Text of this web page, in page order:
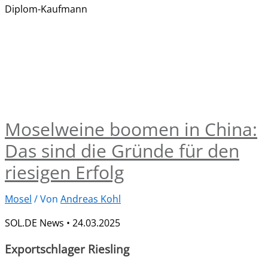
Diplom-Kaufmann
Moselweine boomen in China:
Das sind die Gründe für den
riesigen Erfolg
Mosel / Von Andreas Kohl
SOL.DE News • 24.03.2025
Exportschlager Riesling